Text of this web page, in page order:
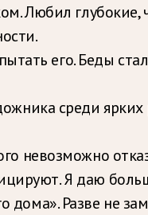
Любил
его. Беды
среди
невозможно
Я даю
Разве не